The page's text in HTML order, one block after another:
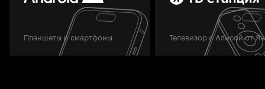
Планшеты и смартфоны Телевизор с Алисой от